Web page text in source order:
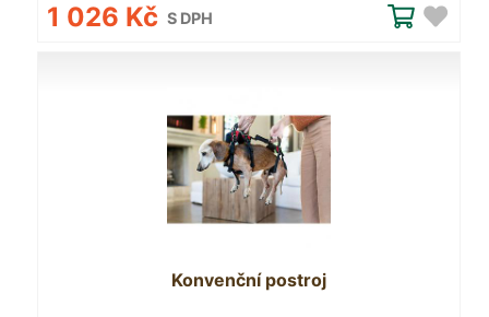
1 026 Kč S DPH
Konvenční postroj